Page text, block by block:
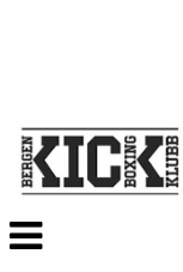
Veksle
navigasjon